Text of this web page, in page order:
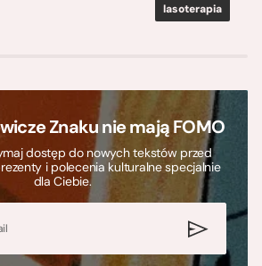
lasoterapia
Znaku nie mają FOMO
dostęp do nowych tekstów przed
i polecenia kulturalne specjalnie
dla Ciebie.